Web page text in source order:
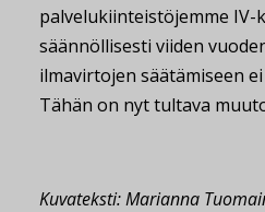
palvelukiinteistöjemme IV-
säännöllisesti viiden
ilmavirtojen säätämiseen
Tähän on nyt tultava
Kuvateksti: Marianna